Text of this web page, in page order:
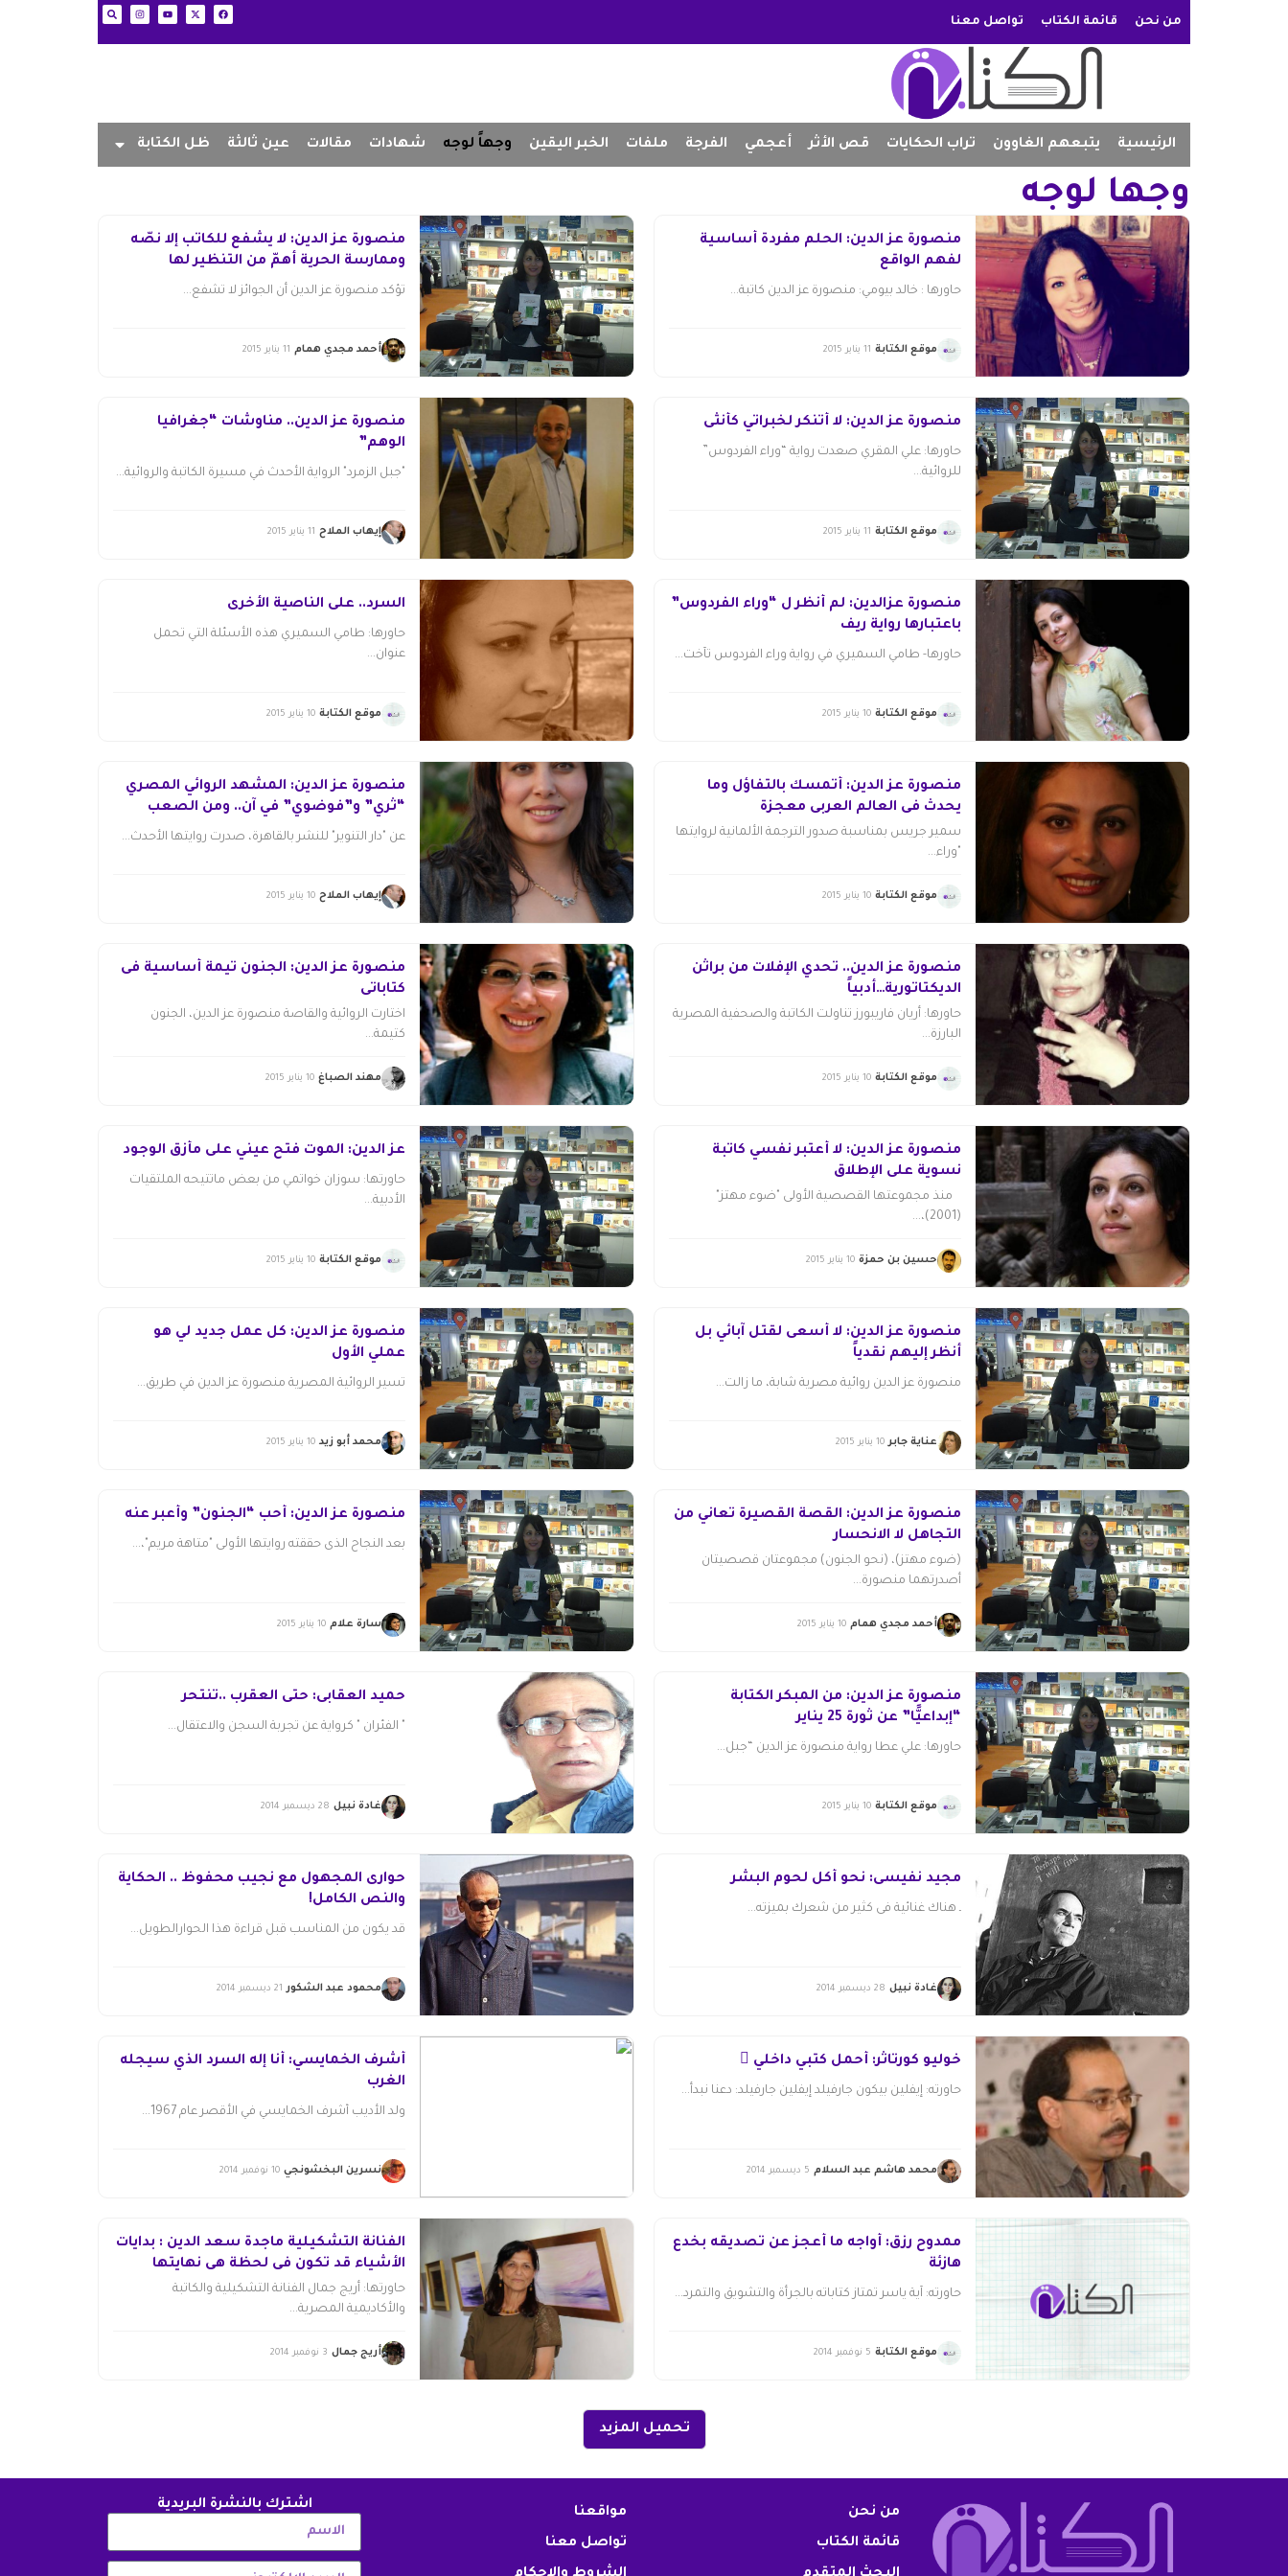
من نحن قائمة الكتاب تواصل معنا
الرئيسية يتبعهم الغاوون تراب الحكايات قص الأثر أعجمي الفرجة ملفات الخبر اليقين وجهاً لوجه شهادات مقالات عين ثالثة ظل الكتابة
وجها لوجه
منصورة عز الدين: الحلم مفردة أساسية
لفهم الواقع
حاورها : خالد بيومي: منصورة عز الدين كاتبة...
موقع الكتابة 11 يناير 2015
منصورة عز الدين: لا يشفع للكاتب إلا نصّه
وممارسة الحرية أهمّ من التنظير لها
تؤكد منصورة عز الدين أن الجوائز لا تشفع...
أحمد مجدي همام 11 يناير 2015
منصورة عز الدين: لا أتنكر لخبراتي كأنثى
حاورها: علي المقري صعدت رواية “وراء الفردوس”
للروائية...
موقع الكتابة 11 يناير 2015
منصورة عز الدين.. مناوشات “جغرافيا
الوهم”
"جبل الزمرد" الرواية الأحدث في مسيرة الكاتبة والروائية...
إيهاب الملاح 11 يناير 2015
منصورة عزالدين: لم أنظر ل “وراء الفردوس”
باعتبارها رواية ريف
حاورها- طامي السميري في رواية وراء الفردوس تآخت...
موقع الكتابة 10 يناير 2015
السرد.. على الناصية الأخرى
حاورها: طامي السميري هذه الأسئلة التي تحمل
عنوان...
موقع الكتابة 10 يناير 2015
منصورة عز الدين: أتمسك بالتفاؤل وما
يحدث في العالم العربي معجزة
سمير جريس بمناسبة صدور الترجمة الألمانية لروايتها
"وراء...
موقع الكتابة 10 يناير 2015
منصورة عز الدين: المشهد الروائي المصري
“ثري” و”فوضوي” في آن.. ومن الصعب
حصره في توصيفات محددة
عن "دار التنوير" للنشر بالقاهرة، صدرت روايتها الأحدث...
إيهاب الملاح 10 يناير 2015
منصورة عز الدين.. تحدي الإفلات من براثن
الديكتاتورية…أدبياً
حاورها: أريان فاريبورز تناولت الكاتبة والصحفية المصرية
البارزة...
موقع الكتابة 10 يناير 2015
منصورة عز الدين: الجنون تيمة أساسية فى
كتاباتى
اختارت الروائية والقاصة منصورة عز الدين، الجنون
كتيمة...
مهند الصباغ 10 يناير 2015
منصورة عز الدين: لا أعتبر نفسي كاتبة
نسوية على الإطلاق
منذ مجموعتها القصصية الأولى "ضوء مهتز"
(2001)،...
حسين بن حمزة 10 يناير 2015
عز الدين: الموت فتح عيني على مأزق الوجود
حاورتها: سوزان خواتمي من بعض ماتتيحه الملتقيات
الأدبية...
موقع الكتابة 10 يناير 2015
منصورة عز الدين: لا أسعى لقتل آبائي بل
أنظر إليهم نقدياً
منصورة عز الدين روائية مصرية شابة، ما زالت...
عناية جابر 10 يناير 2015
منصورة عز الدين: كل عمل جديد لي هو
عملي الأول
تسير الروائية المصرية منصورة عز الدين في طريق...
محمد أبو زيد 10 يناير 2015
منصورة عز الدين: القصة القصيرة تعاني من
التجاهل لا الانحسار
(ضوء مهتز)، (نحو الجنون) مجموعتان قصصيتان
أصدرتهما منصورة...
أحمد مجدي همام 10 يناير 2015
منصورة عز الدين: أحب “الجنون” وأعبر عنه
بعد النجاح الذى حققته روايتها الأولى "متاهة مريم"،...
سارة علام 10 يناير 2015
منصورة عز الدين: من المبكر الكتابة
“إبداعيًّا” عن ثورة 25 يناير
حاورها: علي عطا رواية منصورة عز الدين “جبل...
موقع الكتابة 10 يناير 2015
حميد العقابى: حتى العقرب ..تنتحر
" الفئران " كرواية عن تجربة السجن والاعتقال...
غادة نبيل 28 ديسمبر 2014
مجيد نفيسى: نحو أكل لحوم البشر
ـ هناك غنائية فى كثير من شعرك بميزته...
غادة نبيل 28 ديسمبر 2014
حوارى المجهول مع نجيب محفوظ .. الحكاية
والنص الكامل!
قد يكون من المناسب قبل قراءة هذا الحوارالطويل...
محمود عبد الشكور 21 ديسمبر 2014
خوليو كورتاثر: أحمل كتبي داخلي 
حاورته: إيفلين بيكون جارفيلد إيفلين جارفيلد: دعنا نبدأ...
محمد هاشم عبد السلام 5 ديسمبر 2014
أشرف الخمايسي: أنا إله السرد الذي سيجله
الغرب
ولد الأديب أشرف الخمايسي في الأقصر عام 1967...
نسرين البخشونجي 10 نوفمبر 2014
ممدوح رزق: أواجه ما أعجز عن تصديقه بخدع
هازئة
حاورته: آية ياسر تمتاز كتاباته بالجرأة والتشويق والتمرد...
موقع الكتابة 5 نوفمبر 2014
الفنانة التشكيلية ماجدة سعد الدين : بدايات
الأشياء قد تكون في لحظة هي نهايتها
حاورتها: أريج جمال الفنانة التشكيلية والكاتبة
والأكاديمية المصرية...
أريج جمال 3 نوفمبر 2014
تحميل المزيد
من نحن
قائمة الكتاب
مواقعنا
تواصل معنا
اشترك بالنشرة البريدية